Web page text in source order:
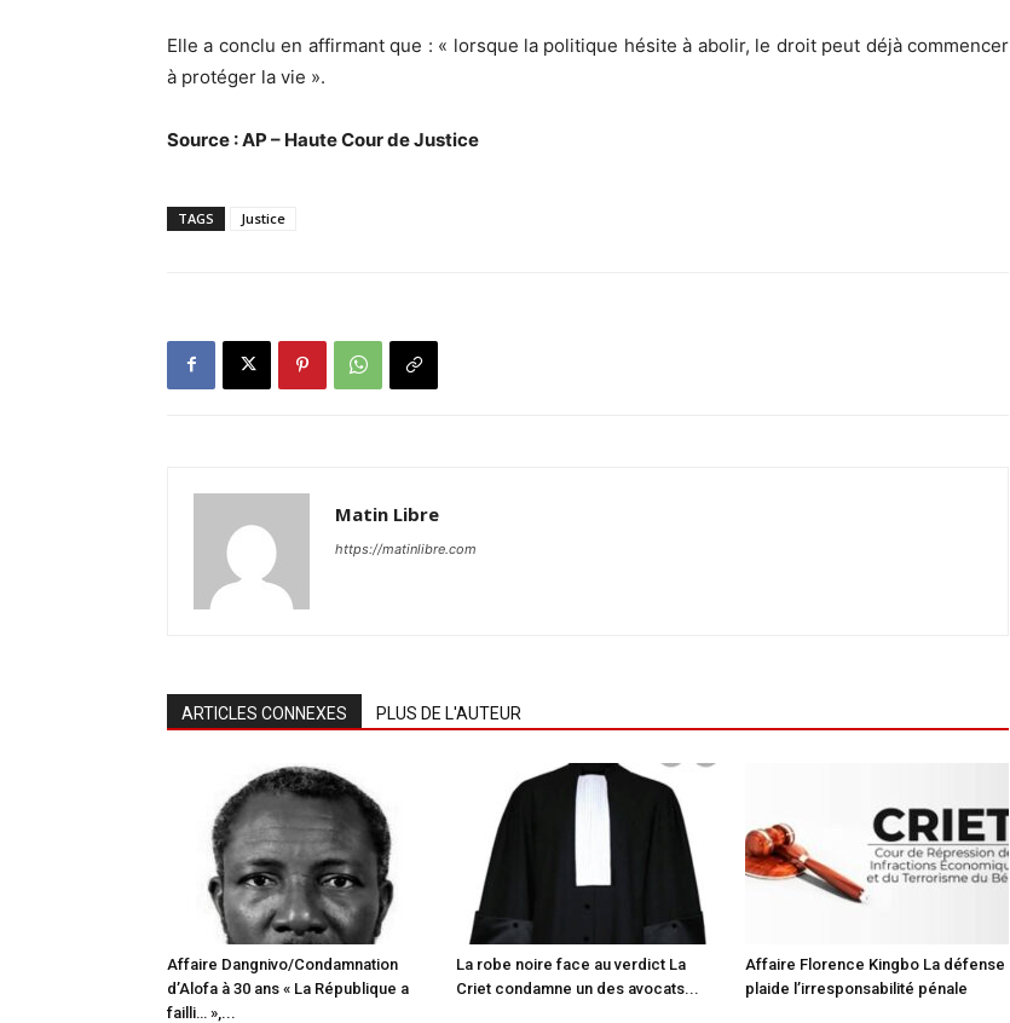
Elle a conclu en affirmant que : « lorsque la politique hésite à abolir, le droit peut déjà commencer
à protéger la vie ».
Source : AP – Haute Cour de Justice
TAGS Justice
Matin Libre
https://matinlibre.com
ARTICLES CONNEXES PLUS DE L'AUTEUR
Affaire Dangnivo/Condamnation
d’Alofa à 30 ans « La République a
failli… »,...
La robe noire face au verdict La
Criet condamne un des avocats...
Affaire Florence Kingbo La défense
plaide l’irresponsabilité pénale